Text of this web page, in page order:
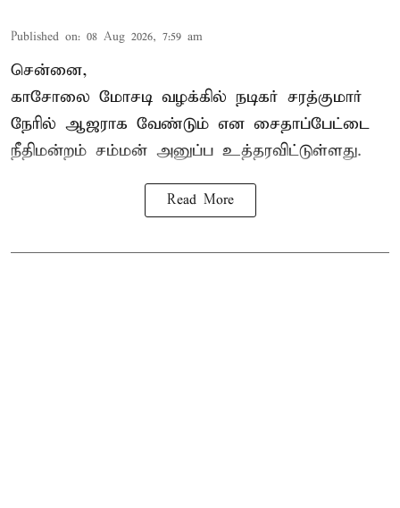
Published on: 08 Aug 2026, 7:59 am
சென்னை,
காசோலை மோசடி வழக்கில் நடிகர் சரத்குமார்
நேரில் ஆஜராக வேண்டும் என சைதாப்பேட்டை
நீதிமன்றம் சம்மன் அனுப்ப உத்தரவிட்டுள்ளது.
Read More